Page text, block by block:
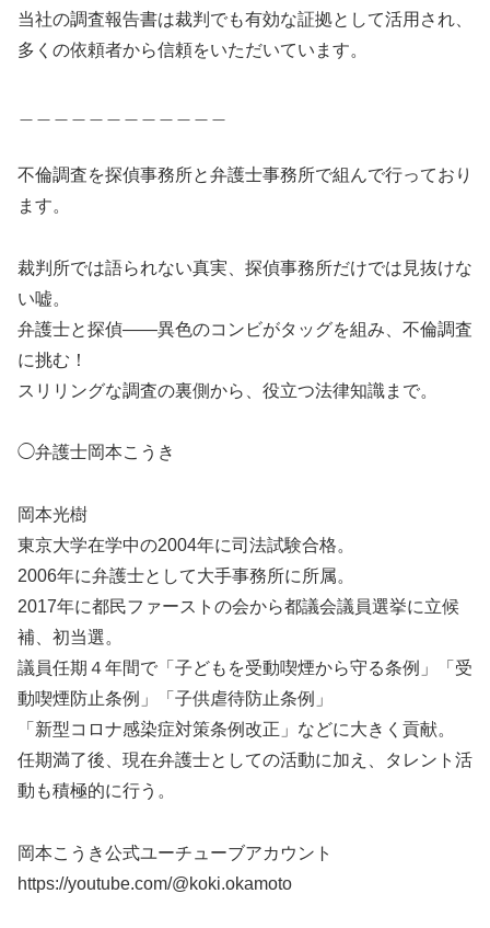
当社の調査報告書は裁判でも有効な証拠として活用され、
多くの依頼者から信頼をいただいています。
不倫調査を探偵事務所と弁護士事務所で組んで行っており
ます。
裁判所では語られない真実、探偵事務所だけでは見抜けな
い嘘。
弁護士と探偵――異色のコンビがタッグを組み、不倫調査
に挑む！
スリリングな調査の裏側から、役立つ法律知識まで。
◯弁護士岡本こうき
岡本光樹
東京大学在学中の2004年に司法試験合格。
2006年に弁護士として大手事務所に所属。
2017年に都民ファーストの会から都議会議員選挙に立候
補、初当選。
議員任期４年間で「子どもを受動喫煙から守る条例」「受
動喫煙防止条例」「子供虐待防止条例」
「新型コロナ感染症対策条例改正」などに大きく貢献。
任期満了後、現在弁護士としての活動に加え、タレント活
動も積極的に行う。
岡本こうき公式ユーチューブアカウント
https://youtube.com/@koki.okamoto